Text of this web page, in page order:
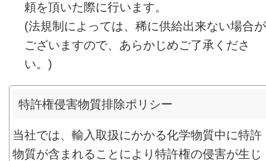
頼を頂いた際に行います。
(法規制によっては、稀に供給出来ない場合が
ございますので、あらかじめご了承くださ
い。)
特許権侵害物質排除ポリシー
当社では、輸入取扱にかかる化学物質中に特許
物質が含まれることにより特許権の侵害が生じ